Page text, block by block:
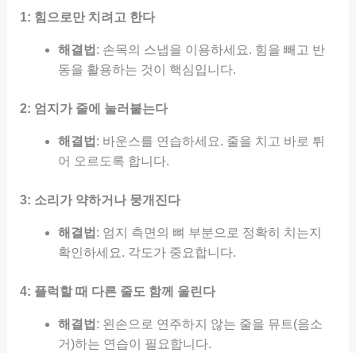
1: 힘으로만 치려고 한다
해결법 : 손목의 스냅을 이용하세요. 힘을 빼고 반
동을 활용하는 것이 핵심입니다.
2: 엄지가 줄에 눌러붙는다
해결법 : 바운스를 연습하세요. 줄을 치고 바로 튀
어 오르도록 합니다.
3: 소리가 약하거나 뭉개진다
해결법 : 엄지 측면의 뼈 부분으로 정확히 치는지
확인하세요. 각도가 중요합니다.
4: 플럭할 때 다른 줄도 함께 울린다
해결법 : 왼손으로 연주하지 않는 줄을 뮤트(음소
거)하는 연습이 필요합니다.